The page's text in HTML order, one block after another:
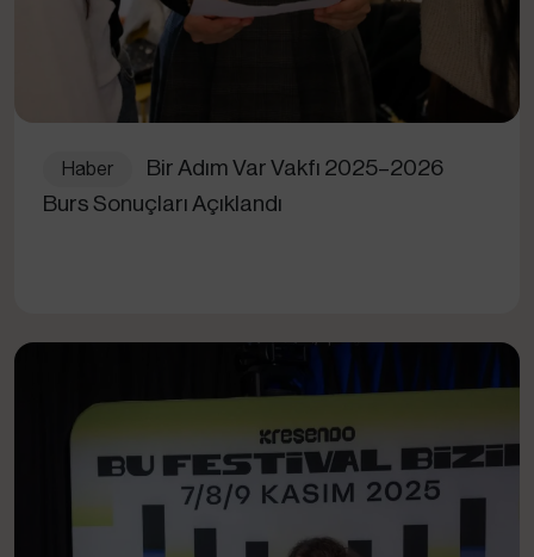
Haber
Bir Adım Var Vakfı 2025–2026
Burs Sonuçları Açıklandı